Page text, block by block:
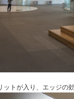
ットが入り、エッジの